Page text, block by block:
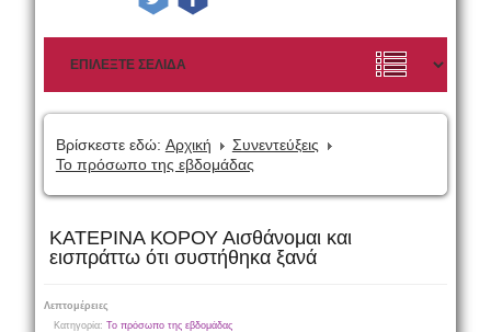
Βρίσκεστε εδώ: Αρχική
Συνεντεύξεις
Το πρόσωπο της εβδομάδας
ΚΑΤΕΡΙΝΑ ΚΟΡΟΥ Αισθάνομαι και
εισπράττω ότι συστήθηκα ξανά
Λεπτομέρειες
Κατηγορία: Το πρόσωπο της εβδομάδας